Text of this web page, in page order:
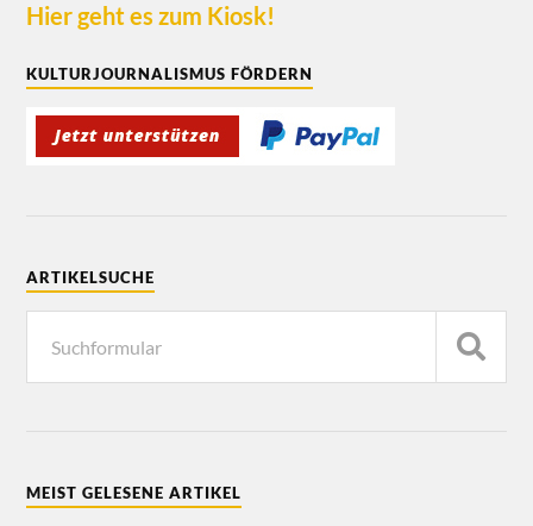
Hier geht es zum Kiosk!
KULTURJOURNALISMUS FÖRDERN
ARTIKELSUCHE
MEIST GELESENE ARTIKEL